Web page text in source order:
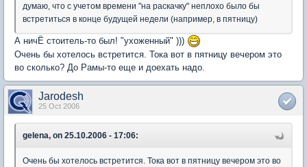
думаю, что с учетом времени "на раскачку" неплохо было бы
встретиться в конце будущей недели (например, в пятницу)
А ничЁ стоитель-то был! "ухоженный" )))
Очень бы хотелось встретится. Тока вот в пятницу вечером это
во сколько? До Рамы-то еще и доехать надо.
Jarodesh
25 Oct 2006
gelena, on 25.10.2006 - 17:06:
Очень бы хотелось встретится. Тока вот в пятницу вечером это во